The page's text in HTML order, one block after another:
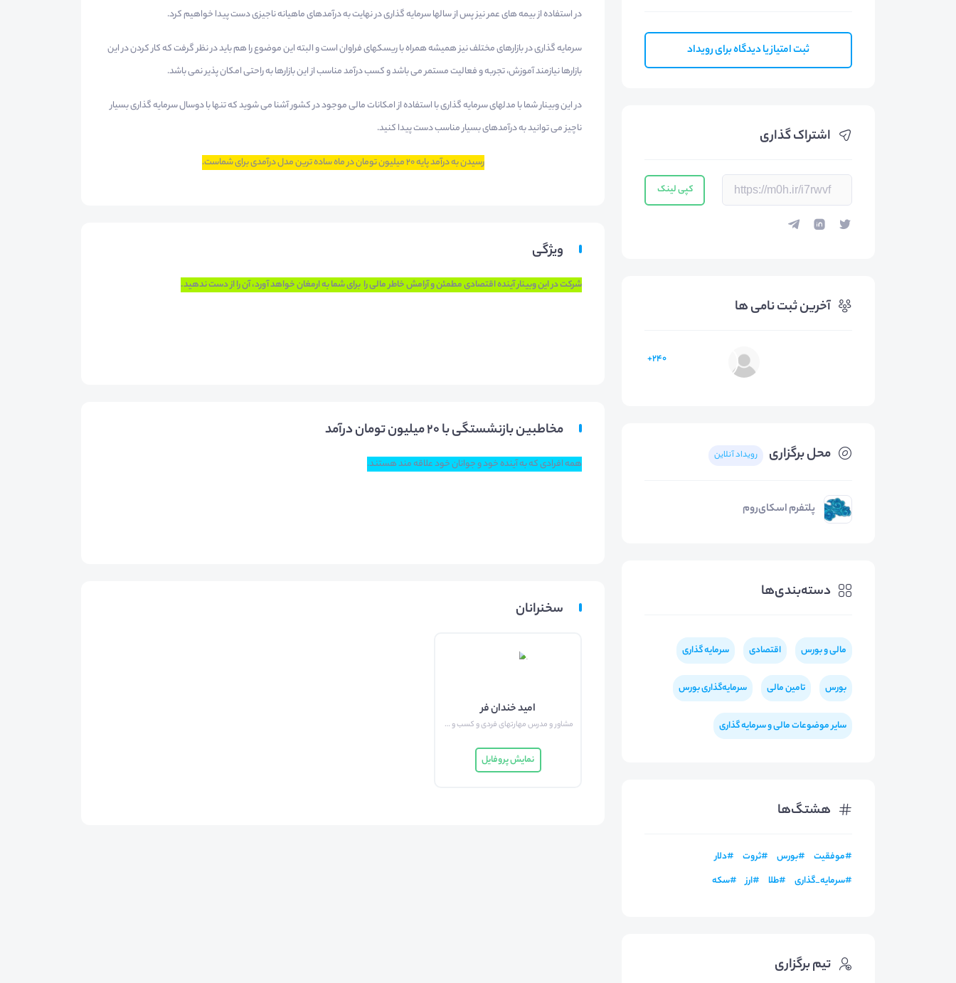
ثبت امتیاز یا دیدگاه برای رویداد
اشتراک گذاری
کپی لینک
آخرین ثبت نامی ها
240+
محل برگزاری رویداد آنلاین
پلتفرم اسکای‌روم
دسته‌بندی‌ها
مالی و بورس اقتصادی سرمایه گذاری
بورس تامین مالی سرمایه‌گذاری بورس
سایر موضوعات مالی و سرمایه گذاری
هشتگ‌ها
#موفقیت #بورس #ثروت #دلار
#سرمایه_گذاری #طلا #ارز #سکه
تیم برگزاری
در استفاده از بیمه های عمر نیز پس از سالها سرمایه گذاری در نهایت به درآمدهای ماهیانه ناجیزی دست پیدا خواهیم کرد.
سرمایه گذاری در بازارهای مختلف نیز همیشه همراه با ریسکهای فراوان است و البته این موضوع را هم باید در نظر گرفت که کار کردن در این
بازارها نیازمند آموزش، تجربه و فعالیت مستمر می باشد و کسب درآمد مناسب از این بازارها به راحتی امکان پذیر نمی باشد.
در این وبینار شما با مدلهای سرمایه گذاری با استفاده از امکانات مالی موجود در کشور آشنا می شوید که تنها با دوسال سرمایه گذاری بسیار
ناچیز می توانید به درآمدهای بسیار مناسب دست پیدا کنید.
رسیدن به درآمد پایه 20 میلیون تومان در ماه ساده ترین مدل درآمدی برای شماست.
ویژگی
شرکت در این وبینار آینده اقتصادی مطمئن و آرامش خاطر مالی را برای شما به ارمغان خواهد آورد، آن را از دست ندهید.
مخاطبین بازنشستگی با 20 میلیون تومان درآمد
همه افرادی که به آینده خود و جوانان خود علاقه مند هستند.
سخنرانان
امید خندان فر
مشاور و مدرس مهارتهای فردی و کسب و کار
نمایش پروفایل